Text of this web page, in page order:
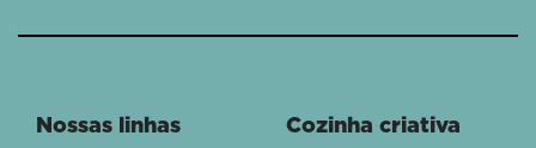
Nossas linhas Cozinha criativa